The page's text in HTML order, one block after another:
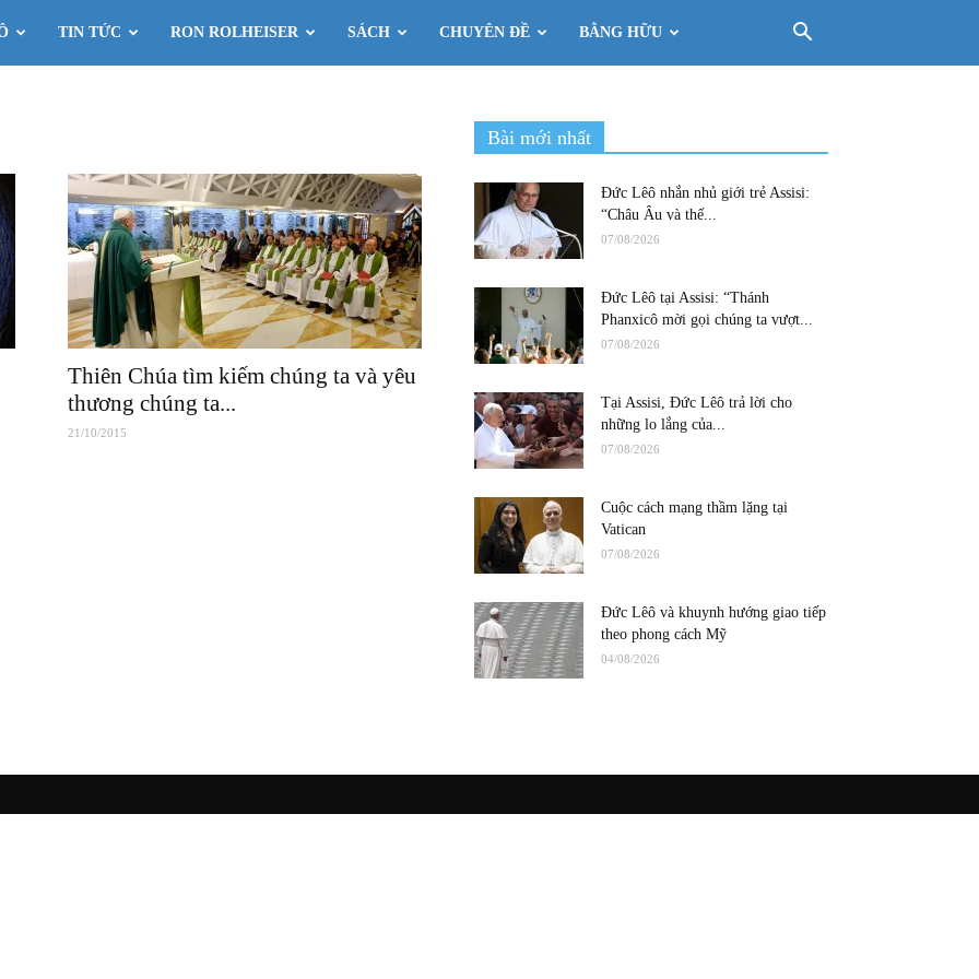
TIN TỨC RON ROLHEISER SÁCH CHUYÊN ĐỀ BẰNG HỮU
Thiên Chúa tìm kiếm chúng ta và yêu
thương chúng ta...
21/10/2015
Bài mới nhất
Đức Lêô nhắn nhủ giới trẻ Assisi:
“Châu Âu và thế...
07/08/2026
Đức Lêô tại Assisi: “Thánh
Phanxicô mời gọi chúng ta vượt...
07/08/2026
Tại Assisi, Đức Lêô trả lời cho
những lo lắng của...
07/08/2026
Cuộc cách mạng thầm lặng tại
Vatican
07/08/2026
Đức Lêô và khuynh hướng giao tiếp
theo phong cách Mỹ
04/08/2026